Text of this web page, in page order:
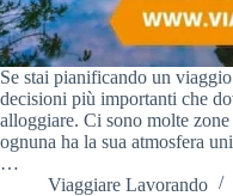
Se stai pianificando un
decisioni più importanti che
alloggiare. Ci sono molte
ognuna ha la sua atmosfera
…
Viaggiare Lavorando